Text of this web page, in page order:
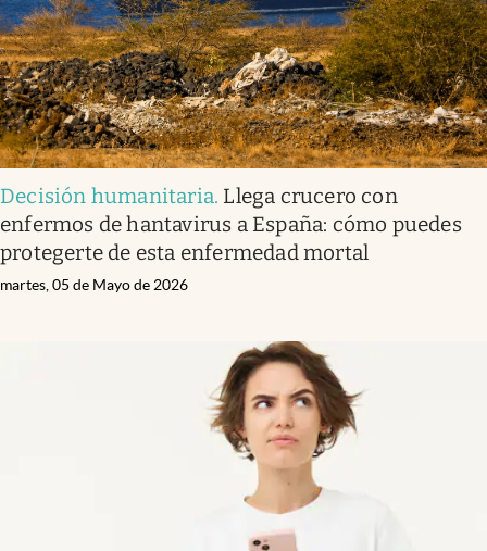
Decisión humanitaria. Llega crucero con
enfermos de hantavirus a España: cómo puedes
protegerte de esta enfermedad mortal
martes, 05 de Mayo de 2026